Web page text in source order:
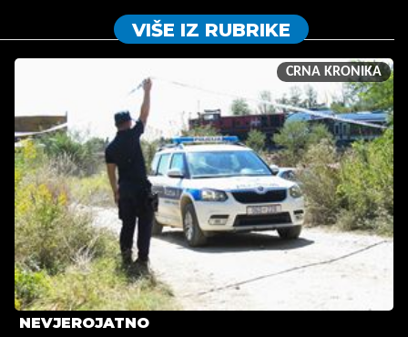
VIŠE IZ RUBRIKE
CRNA KRONIKA
NEVJEROJATNO